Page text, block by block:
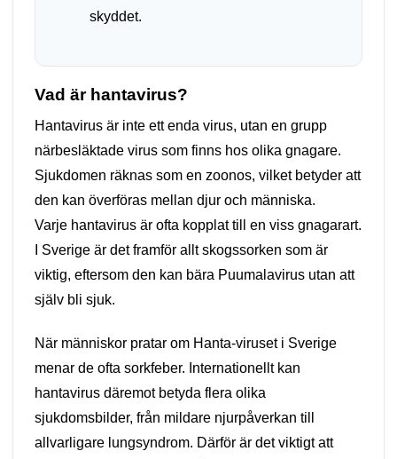
skyddet.
Vad är hantavirus?
Hantavirus är inte ett enda virus, utan en grupp
närbesläktade virus som finns hos olika gnagare.
Sjukdomen räknas som en zoonos, vilket betyder att
den kan överföras mellan djur och människa.
Varje hantavirus är ofta kopplat till en viss gnagarart.
I Sverige är det framför allt skogssorken som är
viktig, eftersom den kan bära Puumalavirus utan att
själv bli sjuk.
När människor pratar om Hanta-viruset i Sverige
menar de ofta sorkfeber. Internationellt kan
hantavirus däremot betyda flera olika
sjukdomsbilder, från mildare njurpåverkan till
allvarligare lungsyndrom. Därför är det viktigt att